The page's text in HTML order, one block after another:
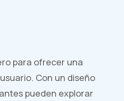
para ofrecer una
Con un diseño
pueden explorar